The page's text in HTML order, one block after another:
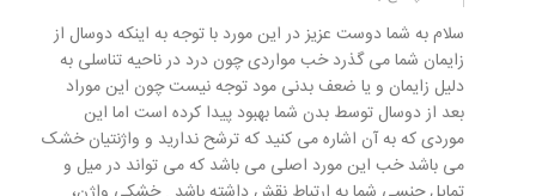
سلام به شما دوست عزیز در این مورد با توجه به اینکه دوسال از
زایمان شما می گذرد خب مواردی چون درد در ناحیه تناسلی به
دلیل زایمان و یا ضعف بدنی مود توجه نیست چون این موراد
بعد از دوسال توسط بدن شما بهبود پیدا کرده است اما این
موردی که به آن اشاره می کنید که ترشح ندارید و واژنتیان خشک
می باشد خب این مورد اصلی می باشد که می تواند در میل و